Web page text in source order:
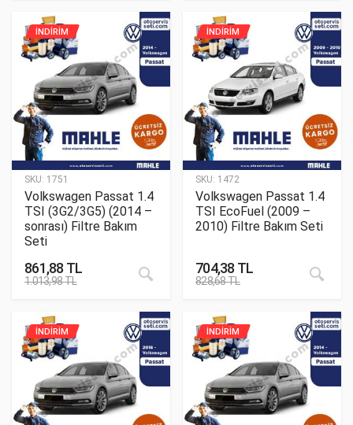
SKU: 1751
İNDİRİM
Volkswagen Passat 1.4
TSI (3G2/3G5) (2014 –
sonrası) Filtre Bakım
Seti
861,88 TL
1.013,98TL
SKU: 1472
İNDİRİM
Volkswagen Passat 1.4
TSI EcoFuel (2009 –
2010) Filtre Bakım Seti
704,38 TL
828,68TL
İNDİRİM İNDİRİM